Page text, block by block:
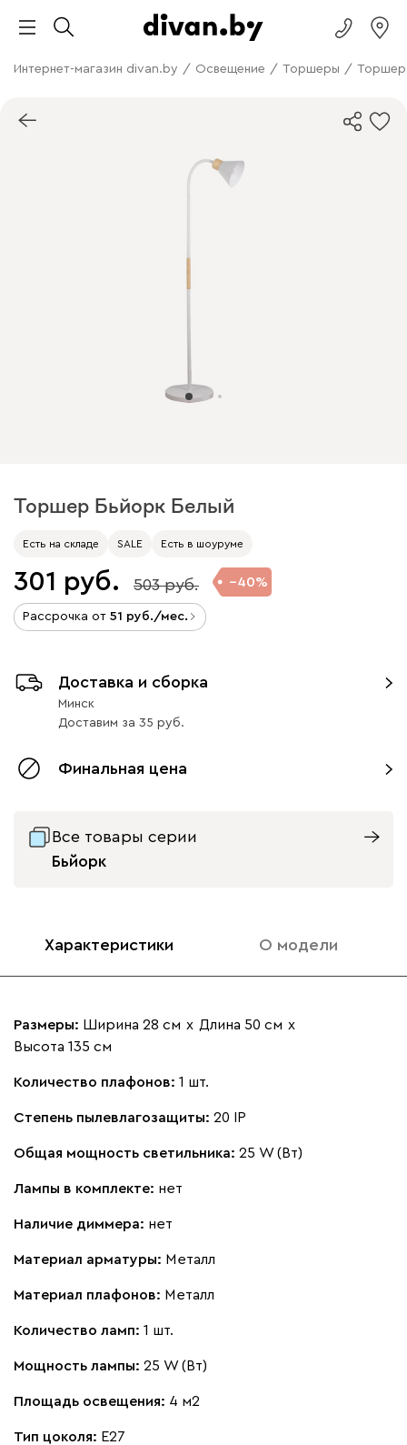
Интернет-магазин divan.by / Освещение / Торшеры / Торшер
Торшер Бьйорк Белый
Есть на складе SALE Есть в шоуруме
301 503 40
Рассрочка от 51 /мес.
Доставка и сборка
Минск
Доставим за 35
Финальная цена
Все товары серии
Бьйорк
Характеристики О модели
Размеры: Ширина 28 см х Длина 50 см х
Высота 135 см
Количество плафонов: 1 шт.
Степень пылевлагозащиты: 20 IP
Общая мощность светильника: 25 W (Вт)
Лампы в комплекте: нет
Наличие диммера: нет
Материал арматуры: Металл
Материал плафонов: Металл
Количество ламп: 1 шт.
Мощность лампы: 25 W (Вт)
Площадь освещения: 4 м2
Тип цоколя: E27